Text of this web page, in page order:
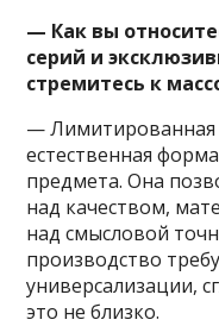
— Как вы
серий и
стремитесь к
— Лимитированная
естественная
предмета. Она
над качеством,
над смысловой
производство
универсализации,
это не близко.